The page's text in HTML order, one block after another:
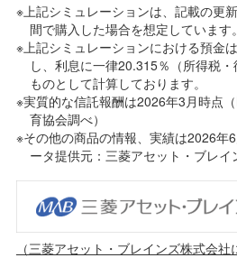
※上記シミュレーションは、記載の更
間で購入した場合を想定しています。
※上記シミュレーションにおける預金
し、利息に一律20.315％（所得税
ものとして計算しております。
※実質的な信託報酬は2026年3月時点
育協会調べ）
※その他の商品の情報、実績は2026年
ータ提供元：三菱アセット・ブレイ
（三菱アセット・ブレインズ株式会社